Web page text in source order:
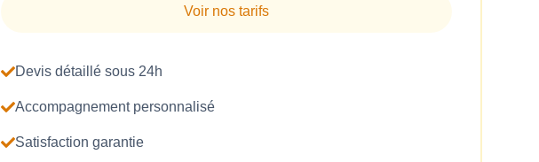
Voir nos tarifs
Devis détaillé sous 24h
Accompagnement personnalisé
Satisfaction garantie